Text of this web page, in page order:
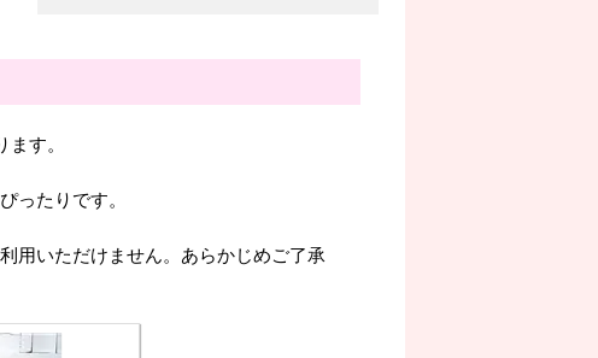
す。
ったりです。
用いただけません。あらかじめご了承